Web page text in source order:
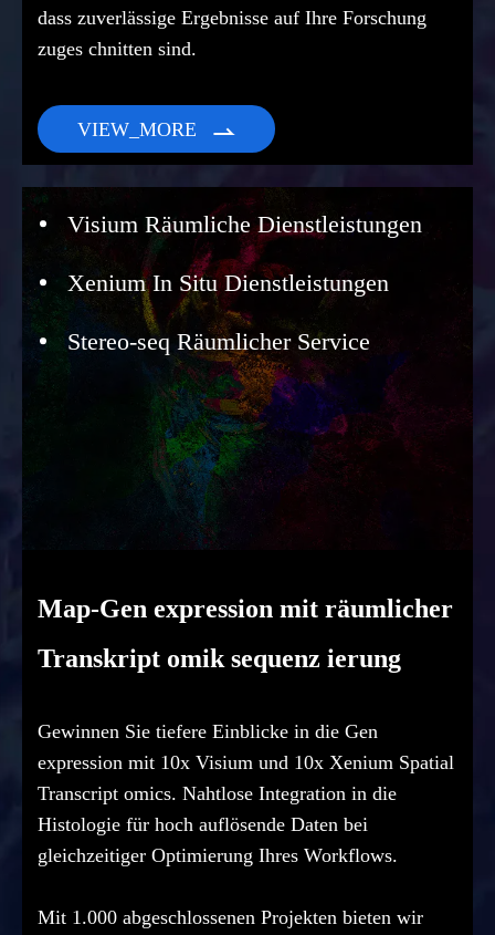
dass zuverlässige Ergebnisse auf Ihre Forschung
zuges chnitten sind.
VIEW_MORE 
Visium Räumliche Dienstleistungen
Xenium In Situ Dienstleistungen
Stereo-seq Räumlicher Service
Map-Gen expression mit räumlicher
Transkript omik sequenz ierung
Gewinnen Sie tiefere Einblicke in die Gen
expression mit 10x Visium und 10x Xenium Spatial
Transcript omics. Nahtlose Integration in die
Histologie für hoch auflösende Daten bei
gleichzeitiger Optimierung Ihres Workflows.
Mit 1.000 abgeschlossenen Projekten bieten wir